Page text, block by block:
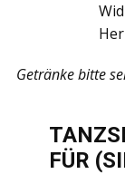
Getränke bitte
FÜR